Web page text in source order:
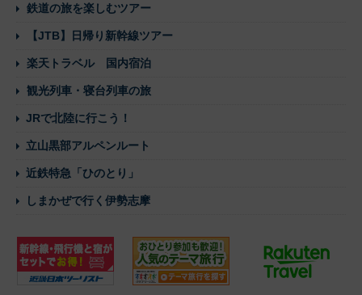
鉄道の旅を楽しむツアー
【JTB】日帰り新幹線ツアー
楽天トラベル 国内宿泊
観光列車・寝台列車の旅
JRで北陸に行こう！
立山黒部アルペンルート
近鉄特急「ひのとり」
しまかぜで行く伊勢志摩